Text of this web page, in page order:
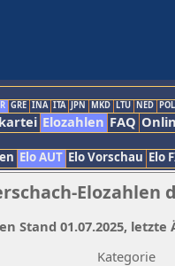
GRE INA ITA JPN MKD LTU NED POL
Elozahlen FAQ
Elo AUT Elo Vorschau Elo
Elozahlen
Kategorie
Stand 01.07.2025,